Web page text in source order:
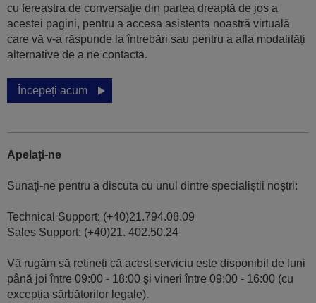
cu fereastra de conversaţie din partea dreaptă de jos a
acestei pagini, pentru a accesa asistenta noastră virtuală
care vă v-a răspunde la întrebări sau pentru a afla modalități
alternative de a ne contacta.
Începeți acum
Apelați-ne
Sunaţi-ne pentru a discuta cu unul dintre specialiştii noştri:
Technical Support: (+40)21.794.08.09
Sales Support: (+40)21. 402.50.24
Vă rugăm să rețineți că acest serviciu este disponibil de luni
până joi între 09:00 - 18:00 şi vineri între 09:00 - 16:00 (cu
excepția sărbătorilor legale).